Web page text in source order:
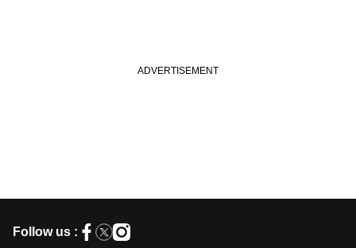
Follow us :